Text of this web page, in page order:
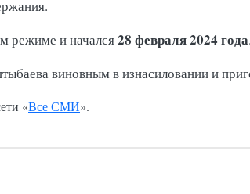
режиме и начался28 февраля 2024 года.
виновным в изнасиловании и
«Все СМИ».